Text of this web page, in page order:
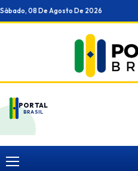
Ir
para
Sábado, 08 De Agosto De 2026
PORTAL
BRASIL